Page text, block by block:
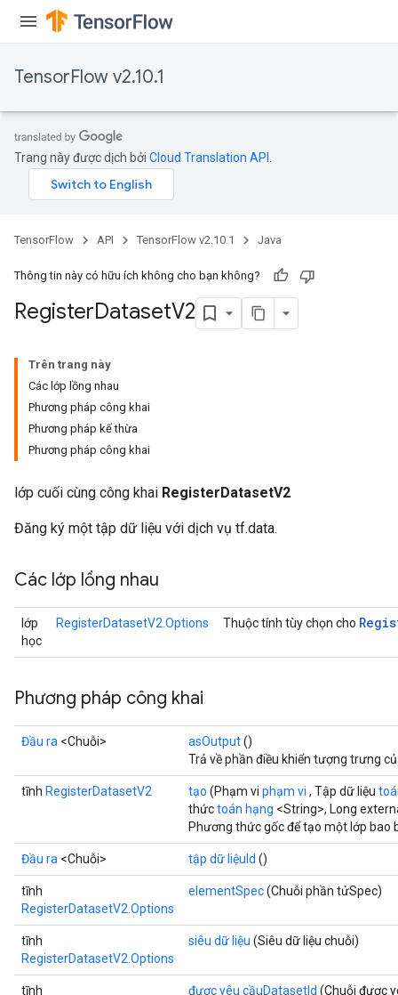
TensorFlow v2.10.1
Trang này được dịch bởi Cloud Translation API
TensorFlow API TensorFlow v2.10.1 Java
Thông tin này có hữu ích không cho bạn không?
RegisterDatasetV2
Trên trang này
Các lớp lồng nhau
Phương pháp công khai
Phương pháp kế thừa
Phương pháp công khai
lớp cuối cùng công khai RegisterDatasetV2
Đăng ký một tập dữ liệu với dịch vụ tf.data.
Các lớp lồng nhau
lớp
học
RegisterDatasetV2.Options Thuộc tính tùy chọn cho
Phương pháp công khai
Đầu ra <Chuỗi> asOutput()
Trả về phần điều khiển tượng trưng
tĩnh RegisterDatasetV2 tạo (Phạm vi phạm vi , Tập dữ liệu
thứctoán hạng <String>, Long
Phương thức gốc để tạo một lớp
Đầu ra <Chuỗi> tập dữ liệuId ()
tĩnh
RegisterDatasetV2.Options
elementSpec(Chuỗi phần tửSpec)
tĩnh
RegisterDatasetV2.Options
siêu dữ liệu (Siêu dữ liệu chuỗi)
tĩnh
được yêu cầuDatasetId (Chuỗi được